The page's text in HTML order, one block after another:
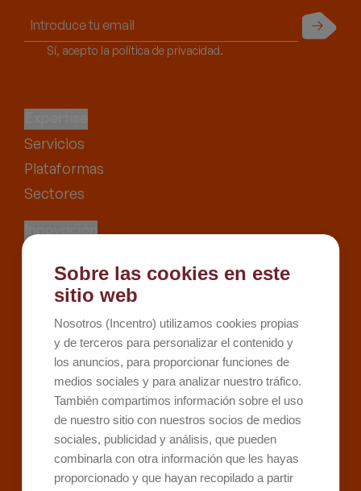
Sí, acepto la política de privacidad.
Enviar
Servicios
Plataformas
Sectores
Innovación
Recursos
Kit Digital
Kit Consulting
Sobre Incentro
Conócenos
Careers
Contacto
Sobre las cookies en este
sitio web
Nosotros (Incentro) utilizamos cookies propias
y de terceros para personalizar el contenido y
los anuncios, para proporcionar funciones de
medios sociales y para analizar nuestro tráfico.
También compartimos información sobre el uso
de nuestro sitio con nuestros socios de medios
sociales, publicidad y análisis, que pueden
combinarla con otra información que les hayas
proporcionado y que hayan recopilado a partir